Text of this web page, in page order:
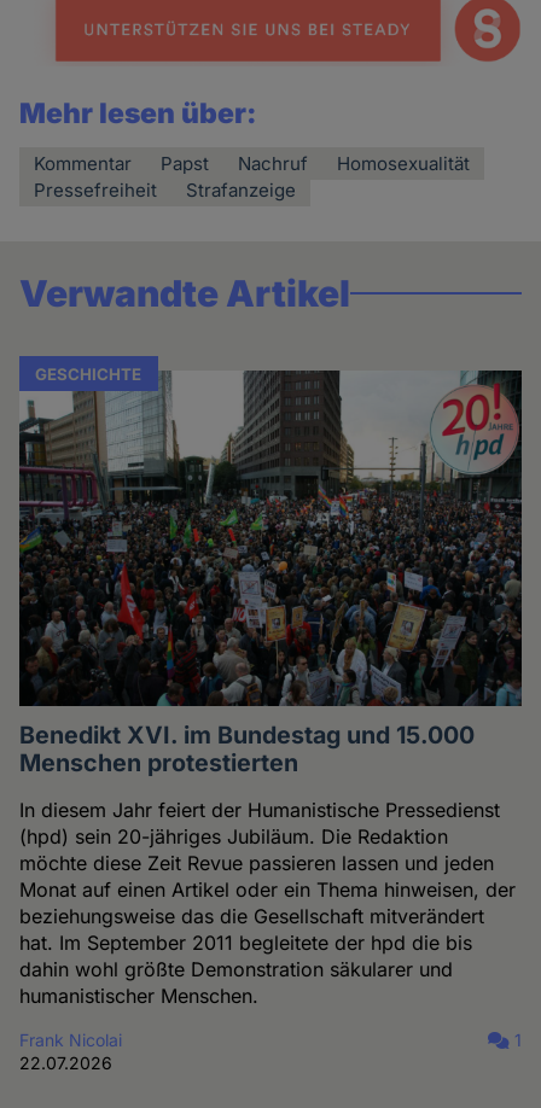
Mehr lesen über:
Kommentar Papst Nachruf
Homosexualität
Pressefreiheit
Strafanzeige
Verwandte Artikel
GESCHICHTE
Benedikt XVI. im Bundestag und 15.000
Menschen protestierten
In diesem Jahr feiert der Humanistische Pressedienst
(hpd) sein 20-jähriges Jubiläum. Die Redaktion
möchte diese Zeit Revue passieren lassen und jeden
Monat auf einen Artikel oder ein Thema hinweisen, der
beziehungsweise das die Gesellschaft mitverändert
hat. Im September 2011 begleitete der hpd die bis
dahin wohl größte Demonstration säkularer und
humanistischer Menschen.
Frank Nicolai
22.07.2026
1